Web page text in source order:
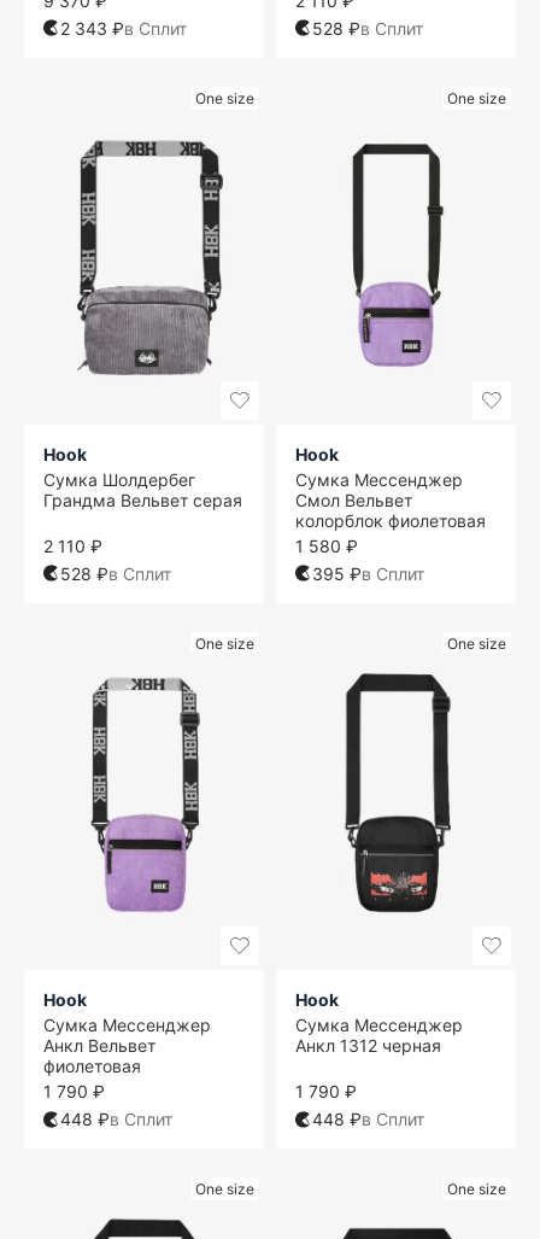
2 343 ₽в Сплит
528 ₽в Сплит
One size
Hook
Сумка Шолдербег
Грандма Вельвет серая
2 110 ₽
528 ₽в Сплит
One size
Hook
Сумка Мессенджер
Смол Вельвет
колорблок фиолетовая
1 580 ₽
395 ₽в Сплит
One size
Hook
Сумка Мессенджер
Анкл Вельвет
фиолетовая
1 790 ₽
448 ₽в Сплит
One size
Hook
Сумка Мессенджер
Анкл 1312 черная
1 790 ₽
448 ₽в Сплит
One size One size